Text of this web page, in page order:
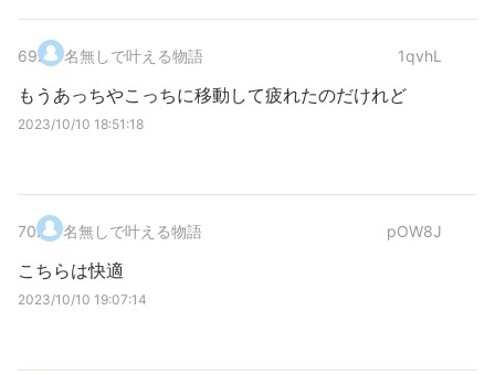
69. 名無しで叶える物語 1qvhL
もうあっちやこっちに移動して疲れたのだけれど
2023/10/10 18:51:18
70. 名無しで叶える物語 pOW8J
こちらは快適
2023/10/10 19:07:14